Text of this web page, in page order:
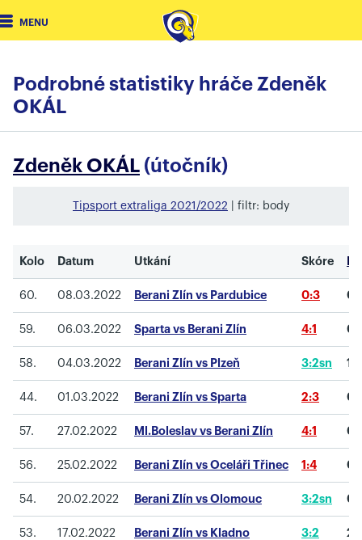
MENU
Podrobné statistiky hráče Zdeněk
OKÁL
Zdeněk OKÁL (útočník)
Tipsport extraliga 2021/2022 | filtr: body
Kolo Datum Utkání Skóre
60. 08.03.2022 Berani Zlín vs Pardubice 0:3 0
59. 06.03.2022 Sparta vs Berani Zlín 4:1 0
58. 04.03.2022 Berani Zlín vs Plzeň 3:2sn 1
44. 01.03.2022 Berani Zlín vs Sparta 2:3 0
57. 27.02.2022 Ml.Boleslav vs Berani Zlín 4:1 0
56. 25.02.2022 Berani Zlín vs Oceláři Třinec 1:4 0
54. 20.02.2022 Berani Zlín vs Olomouc 3:2sn 0
53. 17.02.2022 Berani Zlín vs Kladno 3:2 2